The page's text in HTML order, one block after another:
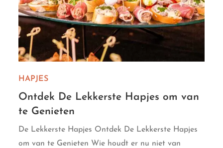
HAPJES
Ontdek De Lekkerste Hapjes om van
te Genieten
De Lekkerste Hapjes Ontdek De Lekkerste Hapjes
om van te Genieten Wie houdt er nu niet van